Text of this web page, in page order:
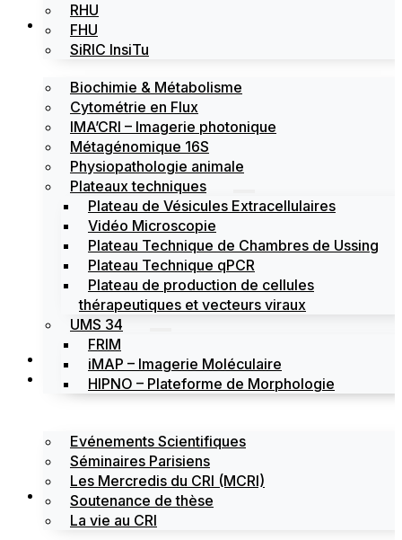
RHU
FHU
SiRIC InsiTu
Les plateformes
Biochimie & Métabolisme
Cytométrie en Flux
IMA’CRI – Imagerie photonique
Métagénomique 16S
Physiopathologie animale
Plateaux techniques
Plateau de Vésicules Extracellulaires
Vidéo Microscopie
Plateau Technique de Chambres de Ussing
Plateau Technique qPCR
Plateau de production de cellules
thérapeutiques et vecteurs viraux
UMS 34
FRIM
iMAP – Imagerie Moléculaire
HIPNO – Plateforme de Morphologie
Actualités
Évènements
Evénements Scientifiques
Séminaires Parisiens
Les Mercredis du CRI (MCRI)
Soutenance de thèse
La vie au CRI
Emploi / stages